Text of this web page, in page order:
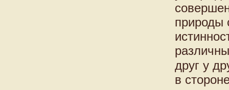
природы
друг у
в